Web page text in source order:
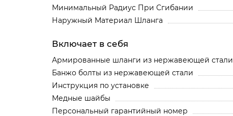
Минимальный Радиус При Сгибании
Наружный Материал Шланга
Включает в себя
Армированные шланги из нержавеющей стали
Банжо болты из нержавеющей стали
Инструкция по установке
Медные шайбы
Персональный гарантийный номер